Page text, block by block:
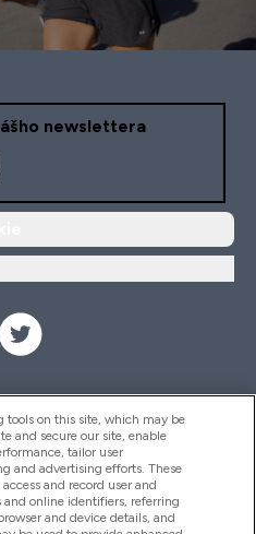
newslettera
tools on this site, which may be
and secure our site, enable
tailor user
and advertising efforts. These
and record user and
and online identifiers, referring
and device details, and